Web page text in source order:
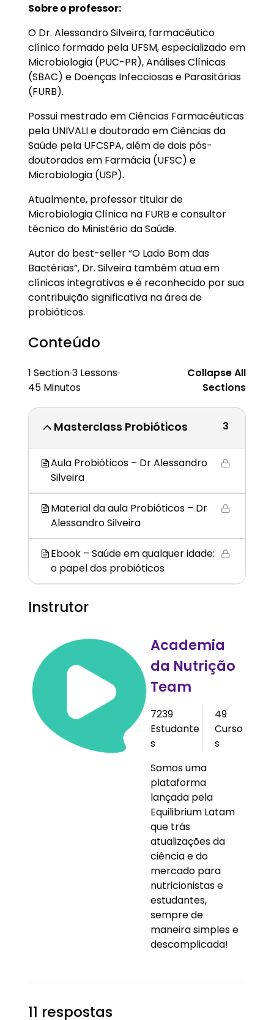
Sobre o professor:
O Dr. Alessandro Silveira, farmacêutico
clínico formado pela UFSM, especializado em
Microbiologia (PUC-PR), Análises Clínicas
(SBAC) e Doenças Infecciosas e Parasitárias
(FURB).
Possui mestrado em Ciências Farmacêuticas
pela UNIVALI e doutorado em Ciências da
Saúde pela UFCSPA, além de dois pós-
doutorados em Farmácia (UFSC) e
Microbiologia (USP).
Atualmente, professor titular de
Microbiologia Clínica na FURB e consultor
técnico do Ministério da Saúde.
Autor do best-seller “O Lado Bom das
Bactérias”, Dr. Silveira também atua em
clínicas integrativas e é reconhecido por sua
contribuição significativa na área de
probióticos.
Conteúdo
1 Section3 Lessons
45 Minutos
Collapse All
Sections
Masterclass Probióticos 3
Aula Probióticos – Dr Alessandro
Silveira
Material da aula Probióticos – Dr
Alessandro Silveira
Ebook – Saúde em qualquer idade:
o papel dos probióticos
Instrutor
Academia
da Nutrição
Team
7239
Estudante
s
49
Curso
s
Somos uma
plataforma
lançada pela
Equilibrium Latam
que trás
atualizações da
ciência e do
mercado para
nutricionistas e
estudantes,
sempre de
maneira simples e
descomplicada!
11 respostas